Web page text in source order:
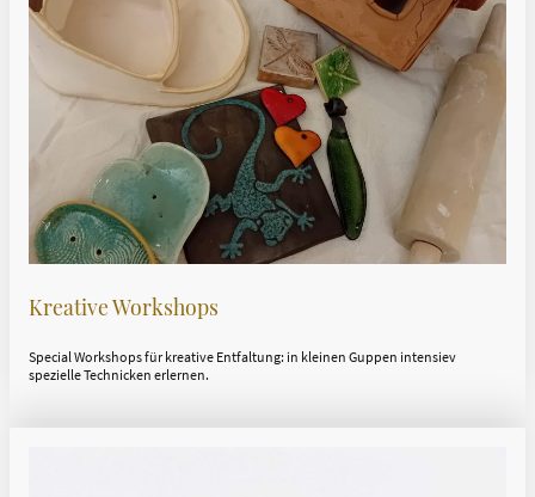
Kreative Workshops
Special Workshops für kreative Entfaltung: in kleinen Guppen intensiev
spezielle Technicken erlernen.